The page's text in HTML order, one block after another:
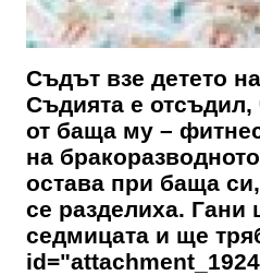
Съдът взе детето
Съдията е
от баща му –
на
остава при баща
се разделиха.
седмицата и ще